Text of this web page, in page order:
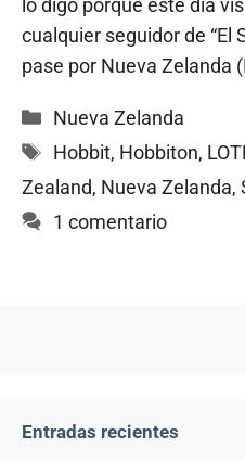
cualquier seguidor de “El
pase por Nueva Zelanda
Categorías
Nueva Zelanda
Etiquetas
Hobbit, Hobbiton,
Zealand, Nueva Zelanda,
1 comentario
Entradas recientes